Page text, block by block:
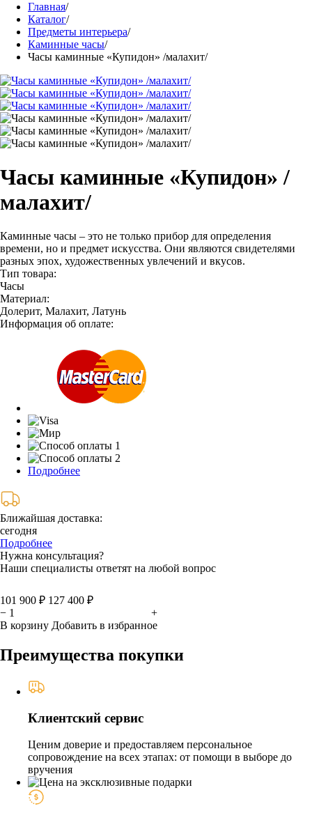
Главная/
Каталог/
Предметы интерьера/
Каминные часы/
Часы каминные «Купидон» /малахит/
Часы каминные «Купидон» /
малахит/
Каминные часы – это не только прибор для определения
времени, но и предмет искусства. Они являются свидетелями
разных эпох, художественных увлечений и вкусов.
Тип товара:
Часы
Материал:
Долерит, Малахит, Латунь
Информация об оплате:
Подробнее
Ближайшая доставка:
сегодня
Подробнее
Нужна консультация?
Наши специалисты ответят на любой вопрос
101 900 ₽ 127 400 ₽
−
+
В корзину Добавить в избранное
Преимущества покупки
Клиентский сервис
Ценим доверие и предоставляем персональное
сопровождение на всех этапах: от помощи в выборе до
вручения